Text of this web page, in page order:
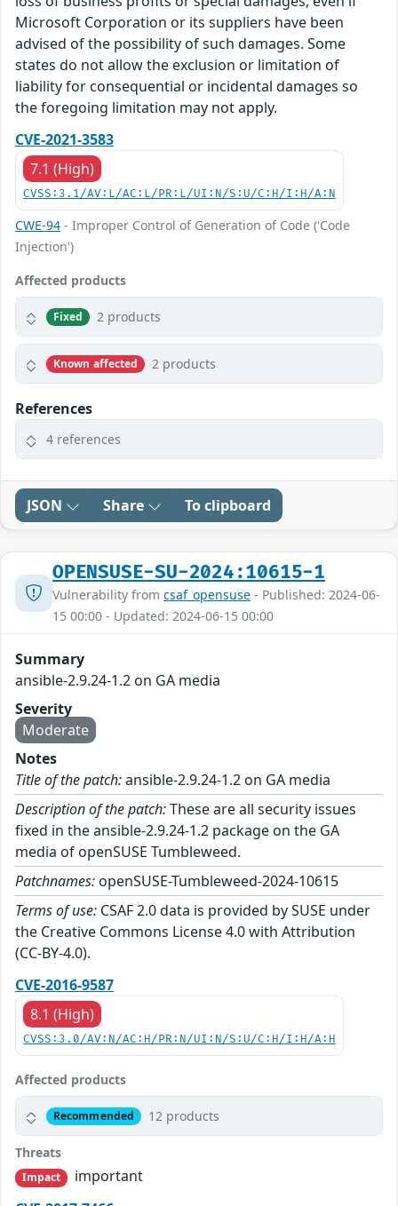
Microsoft Corporation or its suppliers have been
advised of the possibility of such damages. Some
states do not allow the exclusion or limitation of
liability for consequential or incidental damages so
the foregoing limitation may not apply.
CVE-2021-3583
7.1 (High)
CVSS:3.1/AV:L/AC:L/PR:L/UI:N/S:U/C:H/I:H/A:N
CWE-94 - Improper Control of Generation of Code ('Code
Injection')
Affected products
Fixed 2 products
Known affected 2 products
References
4 references
JSON Share To clipboard
OPENSUSE-SU-2024:10615-1
Vulnerability from csaf_opensuse - Published: 2024-06-
15 00:00 - Updated: 2024-06-15 00:00
Summary
ansible-2.9.24-1.2 on GA media
Severity
Moderate
Notes
Title of the patch:ansible-2.9.24-1.2 on GA media
Description of the patch:These are all security issues
fixed in the ansible-2.9.24-1.2 package on the GA
media of openSUSE Tumbleweed.
Patchnames: openSUSE-Tumbleweed-2024-10615
Terms of use: CSAF 2.0 data is provided by SUSE under
the Creative Commons License 4.0 with Attribution
(CC-BY-4.0).
CVE-2016-9587
8.1 (High)
CVSS:3.0/AV:N/AC:H/PR:N/UI:N/S:U/C:H/I:H/A:H
Affected products
Recommended 12 products
Threats
Impact
important